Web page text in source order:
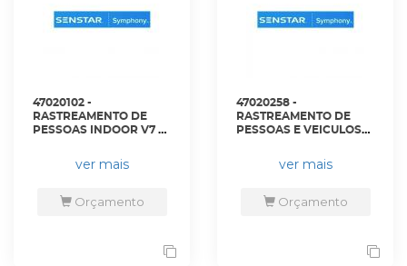
47020102 -
RASTREAMENTO DE
PESSOAS INDOOR V7 -
ver mais
Orçamento
47020258 -
RASTREAMENTO DE
PESSOAS E VEICULOS
SYM7-VA-02 - SENSTAR
ver mais
Orçamento